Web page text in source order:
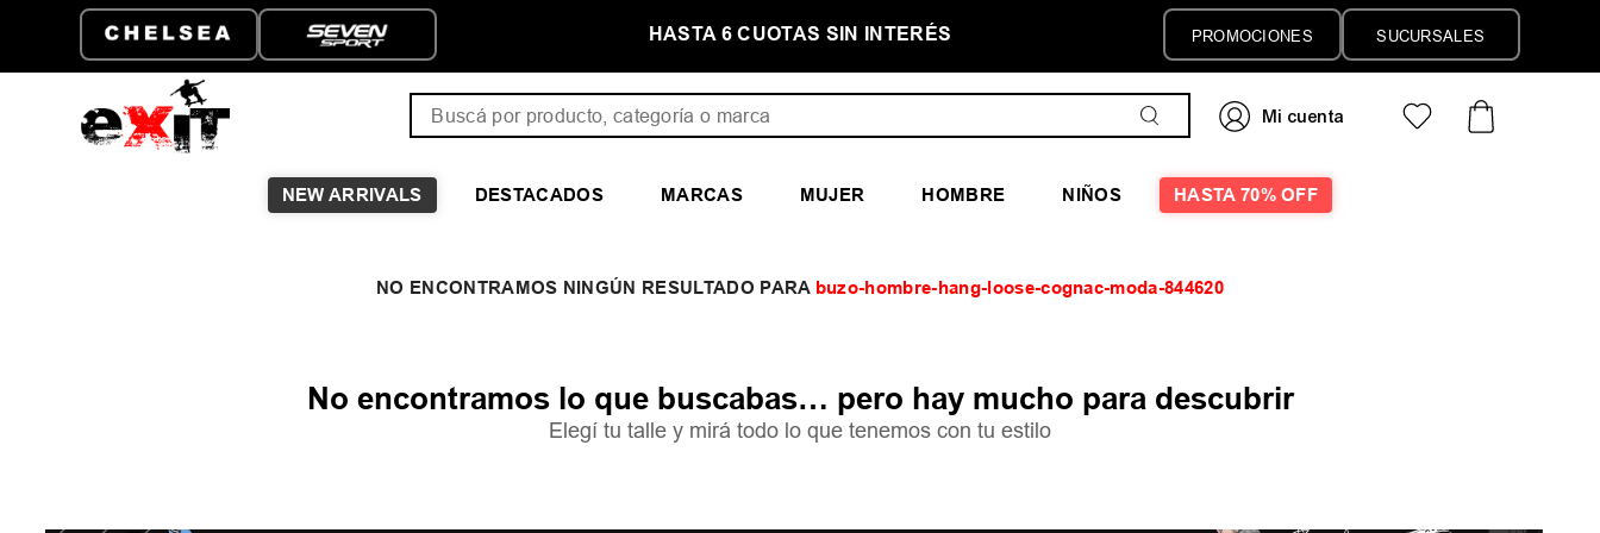
ENVÍO GRATIS A PARTIR DE
$149.999
HASTA 6 CUOTAS SIN INTERÉS PROMOCIONES SUCURSALES
NEW ARRIVALS DESTACADOS MARCAS MUJER HOMBRE NIÑOS HASTA 70% OFF
buzo-hombre-hang-loose-cognac-moda-844620
No encontramos lo que buscabas… pero hay mucho para descubrir
Elegí tu talle y mirá todo lo que tenemos con tu estilo